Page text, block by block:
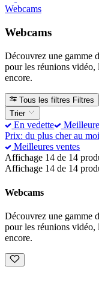
Webcams
Webcams
Découvrez une gamme
pour les réunions vidéo,
encore.
Tous les filtres Filtres
Trier
En vedette Meilleure
Prix: du plus cher au
Meilleures ventes
Affichage 14 de 14
Affichage 14 de 14
Webcams
Découvrez une gamme
pour les réunions vidéo,
encore.